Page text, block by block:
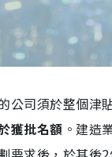
公司須於整個津
獲批名額 。建造